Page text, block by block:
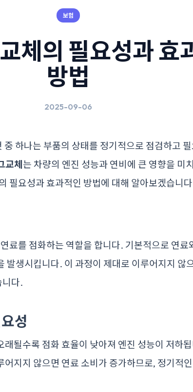
보험
체의 필요성과 효
방법
2025-09-06
하나는 부품의 상태를 정기적으로 점검하고 필
교체 는 차량의 엔진 성능과 연비에 큰 영향을 미
필요성과 효과적인 방법에 대해 알아보겠습니
료를 점화하는 역할을 합니다. 기본적으로 연료
발생시킵니다. 이 과정이 제대로 이루어지지 않
니다.
성
래될수록 점화 효율이 낮아져 엔진 성능이 저하
어지지 않으면 연료 소비가 증가하므로, 정기적